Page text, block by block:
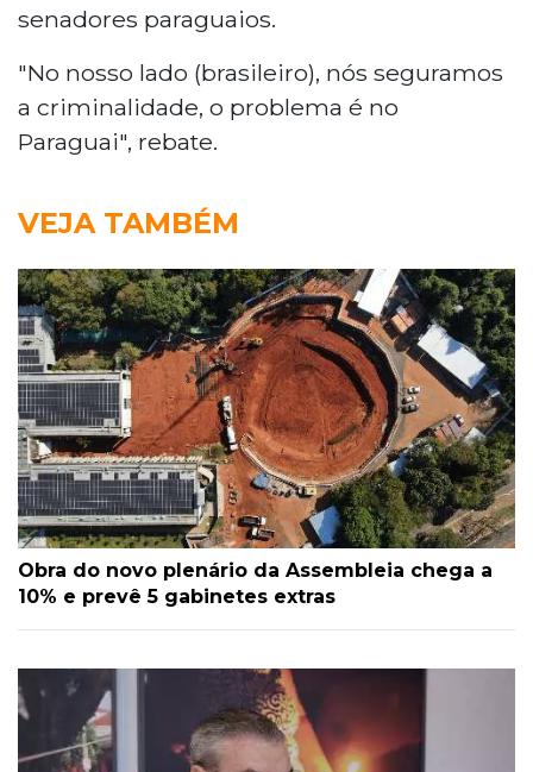
senadores paraguaios.
"No nosso lado (brasileiro), nós seguramos
a criminalidade, o problema é no
Paraguai", rebate.
VEJA TAMBÉM
Obra do novo plenário da Assembleia chega a
10% e prevê 5 gabinetes extras